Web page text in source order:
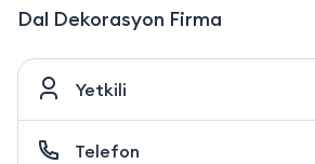
Dal Dekorasyon Firma
Yetkili
Telefon